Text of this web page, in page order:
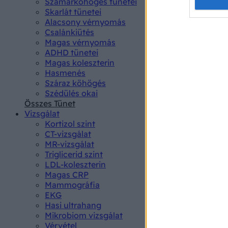
Skarlát tünetei
Alacsony vérnyomás
Csalánkiütés
Magas vérnyomás
ADHD tünetei
Magas koleszterin
Hasmenés
Száraz köhögés
Szédülés okai
Összes Tünet
Vizsgálat
Kortizol szint
CT-vizsgálat
MR-vizsgálat
Triglicerid szint
LDL-koleszterin
Magas CRP
Mammográfia
EKG
Hasi ultrahang
Mikrobiom vizsgálat
Vérvétel